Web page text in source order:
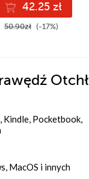
42.25 zł
50.90zł (-17%)
Kindle, Pocketbook,
MacOS i innych